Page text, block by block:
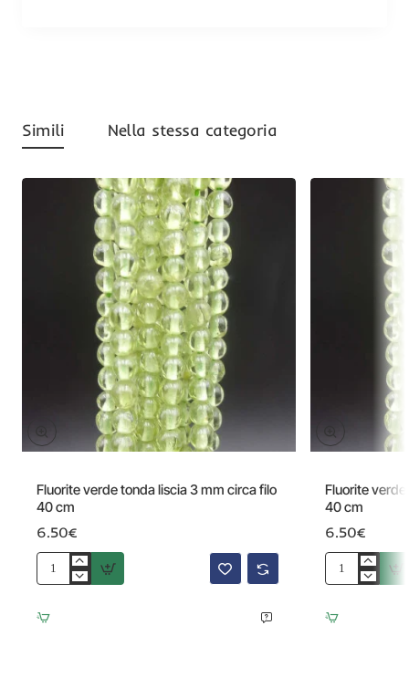
Simili Nella stessa categoria
Fluorite verde tonda liscia 3 mm circa filo
40 cm
6.50€
Fluorite
tonda
liscia
Fluorite
40 cm
6.50€
Fluorite
tonda
liscia